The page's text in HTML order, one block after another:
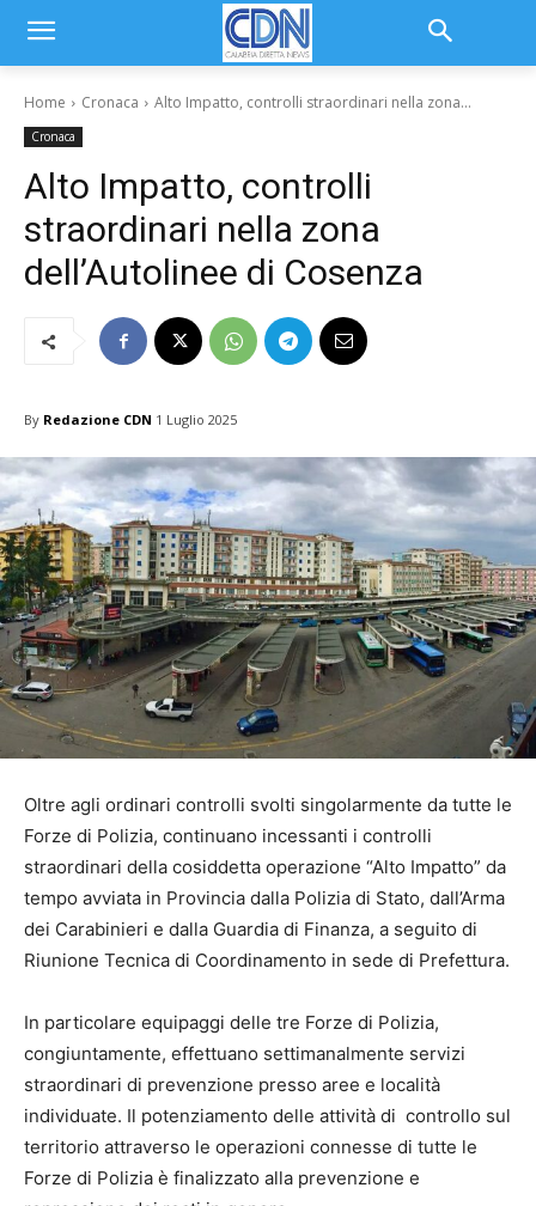
Home Cronaca Alto Impatto, controlli straordinari nella zona...
Cronaca
Alto Impatto, controlli
straordinari nella zona
dell’Autolinee di Cosenza
By Redazione CDN 1 Luglio 2025
Oltre agli ordinari controlli svolti singolarmente da tutte le
Forze di Polizia, continuano incessanti i controlli
straordinari della cosiddetta operazione “Alto Impatto” da
tempo avviata in Provincia dalla Polizia di Stato, dall’Arma
dei Carabinieri e dalla Guardia di Finanza, a seguito di
Riunione Tecnica di Coordinamento in sede di Prefettura.
In particolare equipaggi delle tre Forze di Polizia,
congiuntamente, effettuano settimanalmente servizi
straordinari di prevenzione presso aree e località
individuate. Il potenziamento delle attività di controllo sul
territorio attraverso le operazioni connesse di tutte le
Forze di Polizia è finalizzato alla prevenzione e